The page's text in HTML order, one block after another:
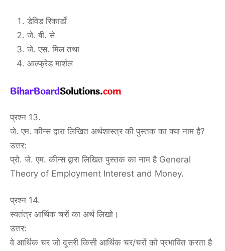
डेविड रिकार्डों
जे. बी. से
जे. एस. मिल तथा
आल्फ्रेड मार्शल
प्रश्न 13.
जे. एम. कीन्स द्वारा लिखित अर्थशास्त्र की पुस्तक का क्या नाम है?
उत्तर:
प्रो. जे. एम. कीन्स द्वारा लिखित पुस्तक का नाम है General
Theory of Employment Interest and Money.
प्रश्न 14.
स्वतंत्र आर्थिक चरों का अर्थ लिखो।
उत्तर:
वे आर्थिक चर जो दूसरी किसी आर्थिक चर/चरों को प्रभावित करता है